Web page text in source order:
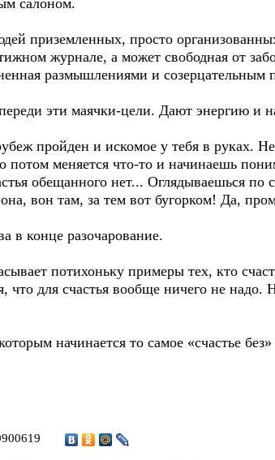
салоном.
приземленных, просто
журнале, а может свободная от
размышлениями и созерцательным
эти маячки-цели. Дают энергию и
пройден и искомое у тебя в руках.
потом меняется что-то и начинаешь
обещанного нет... Оглядываешься
вон там, за тем вот бугорком! Да,
в конце разочарование.
потихоньку примеры тех, кто
что для счастья вообще ничего не надо.
начинается то самое «счастье